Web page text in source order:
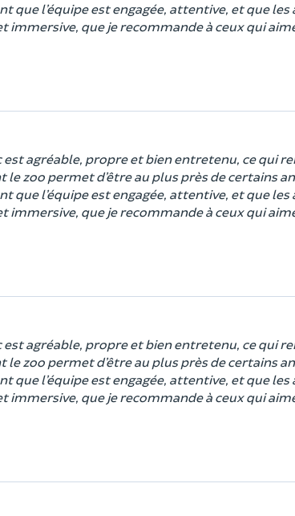
que l’équipe est engagée, attentive, et que les
immersive, que je recommande à ceux qui
agréable, propre et bien entretenu, ce qui
zoo permet d’être au plus près de certains
que l’équipe est engagée, attentive, et que les
immersive, que je recommande à ceux qui
agréable, propre et bien entretenu, ce qui
zoo permet d’être au plus près de certains
que l’équipe est engagée, attentive, et que les
immersive, que je recommande à ceux qui